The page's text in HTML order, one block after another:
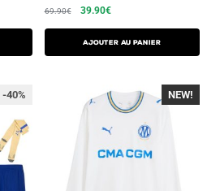
69.90€ 39.90€
AJOUTER AU PANIER
-40% -40%
NEW!